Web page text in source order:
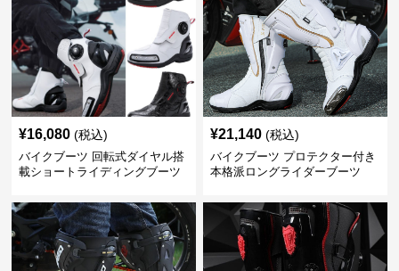
¥16,080 (税込)
バイクブーツ 回転式ダイヤル搭
載ショートライディングブーツ
¥21,140 (税込)
バイクブーツ プロテクター付き
本格派ロングライダーブーツ